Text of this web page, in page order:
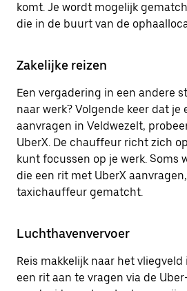
komt. Je wordt mogelijk
die in de buurt van de
Zakelijke reizen
Een vergadering in een andere
naar werk? Volgende keer dat je
aanvragen in Veldwezelt,
UberX. De chauffeur richt zich
kunt focussen op je werk. Soms
die een rit met UberX
taxichauffeur gematcht.
Luchthavenvervoer
Reis makkelijk naar het
een rit aan te vragen via de